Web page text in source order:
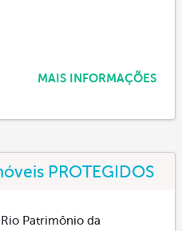
MAIS INFORMAÇÕES
PROTEGIDOS
Patrimônio da